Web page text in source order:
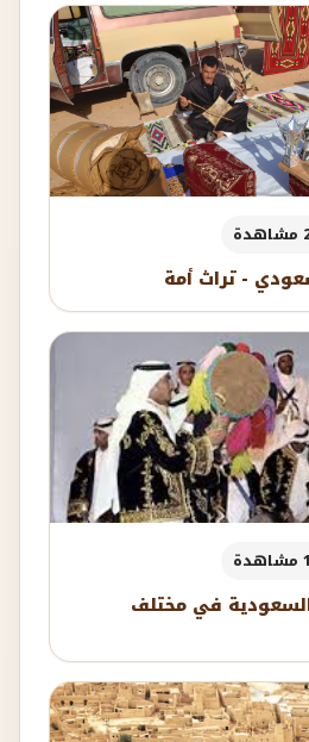
- تراث أمة
في مختلف